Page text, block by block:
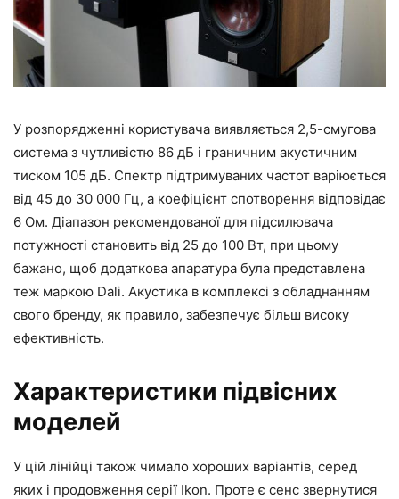
У розпорядженні користувача виявляється 2,5-смугова
система з чутливістю 86 дБ і граничним акустичним
тиском 105 дБ. Спектр підтримуваних частот варіюється
від 45 до 30 000 Гц, а коефіцієнт спотворення відповідає
6 Ом. Діапазон рекомендованої для підсилювача
потужності становить від 25 до 100 Вт, при цьому
бажано, щоб додаткова апаратура була представлена
теж маркою Dali. Акустика в комплексі з обладнанням
свого бренду, як правило, забезпечує більш високу
ефективність.
Характеристики підвісних
моделей
У цій лінійці також чимало хороших варіантів, серед
яких і продовження серії Ikon. Проте є сенс звернутися